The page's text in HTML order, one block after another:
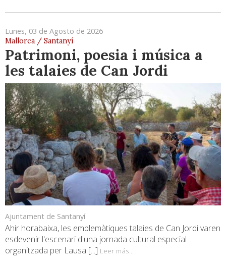
Lunes, 03 de Agosto de 2026
Mallorca / Santanyí
Patrimoni, poesia i música a
les talaies de Can Jordi
Ajuntament de Santanyí
Ahir horabaixa, les emblemàtiques talaies de Can Jordi varen
esdevenir l'escenari d'una jornada cultural especial
organitzada per Lausa [...] Leer más...